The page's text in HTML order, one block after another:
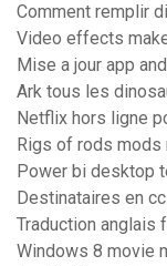
Comment remplir
Video effects
Mise a jour app
Ark tous les
Netflix hors ligne
Rigs of rods mods
Power bi desktop
Destinataires en
Traduction anglais
Windows 8 movie